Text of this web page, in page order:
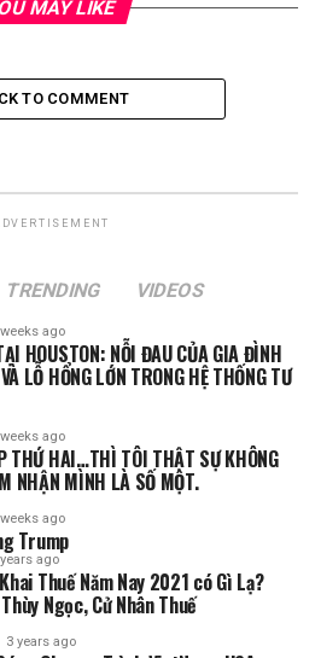
MAY LIKE
TO COMMENT
TRENDING VIDEOS
ago
HOUSTON: NỖI ĐAU CỦA GIA ĐÌNH
LỖ HỔNG LỚN TRONG HỆ THỐNG TƯ
ago
THỨ HAI…THÌ TÔI THẬT SỰ KHÔNG
NHẬN MÌNH LÀ SỐ MỘT.
ago
Trump
ago
Thuế Năm Nay 2021 có Gì Lạ?
Ngọc, Cử Nhân Thuế
3 years ago